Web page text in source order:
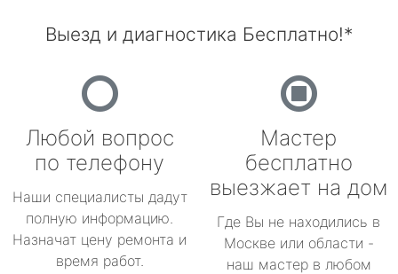
Выезд и диагностика Бесплатно!*
Любой вопрос
по телефону
Наши специалисты дадут
полную информацию.
Назначат цену ремонта и
время работ.
Мастер
бесплатно
выезжает на дом
Где Вы не находились в
Москве или области -
наш мастер в любом